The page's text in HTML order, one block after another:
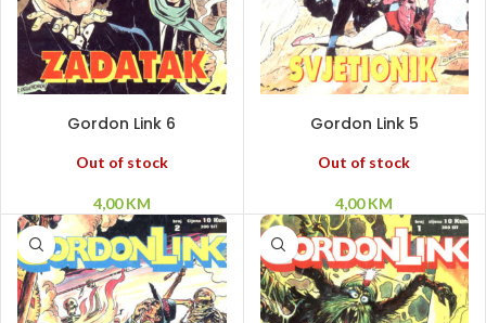
Gordon Link 6
Out of stock
4,00KM
Gordon Link 5
Out of stock
4,00KM